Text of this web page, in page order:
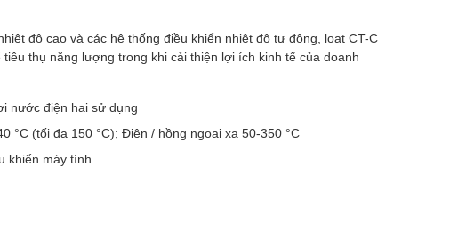
độ cao và các hệ thống điều khiển nhiệt độ tự động, loạt CT-C
thụ năng lượng trong khi cải thiện lợi ích kinh tế của doanh
nước điện hai sử dụng
°C (tối đa 150 °C); Điện / hồng ngoại xa 50-350 °C
khiển máy tính